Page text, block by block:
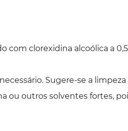
clorexidina alcoólica a
Sugere-se a
ou outros solventes fortes,